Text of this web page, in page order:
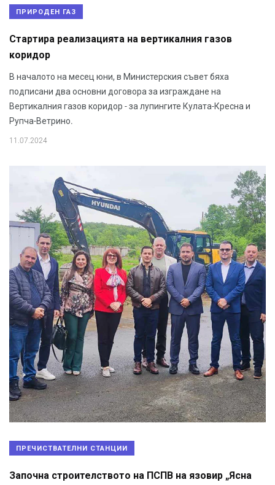
ПРИРОДЕН ГАЗ
Стартира реализацията на вертикалния газов
коридор
В началото на месец юни, в Министерския съвет бяха
подписани два основни договора за изграждане на
Вертикалния газов коридор - за лупингите Кулата-Кресна и
Рупча-Ветрино.
11.07.2024
ПРЕЧИСТВАТЕЛНИ СТАНЦИИ
Започна строителството на ПСПВ на язовир „Ясна